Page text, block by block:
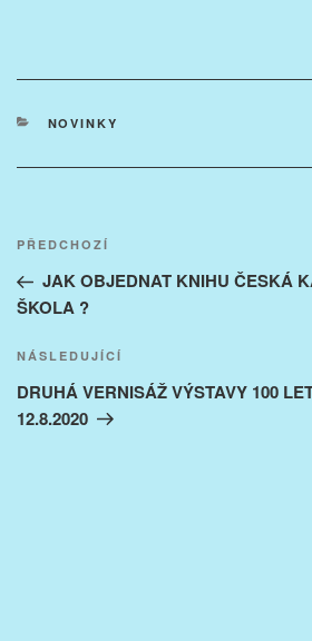
RUBRIKY
NOVINKY
Navigace
příspěvek
Předchozí
příspěvek
PŘEDCHOZÍ
JAK OBJEDNAT KNIHU ČESKÁ
ŠKOLA ?
Následující
příspěvek
NÁSLEDUJÍCÍ
DRUHÁ VERNISÁŽ VÝSTAVY 100
12.8.2020